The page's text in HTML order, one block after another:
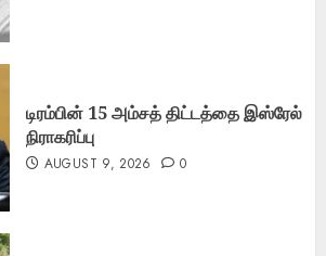
டிரம்பின் 15 அம்சத் திட்டத்தை இஸ்ரேல்
நிராகரிப்பு
AUGUST 9, 2026 0